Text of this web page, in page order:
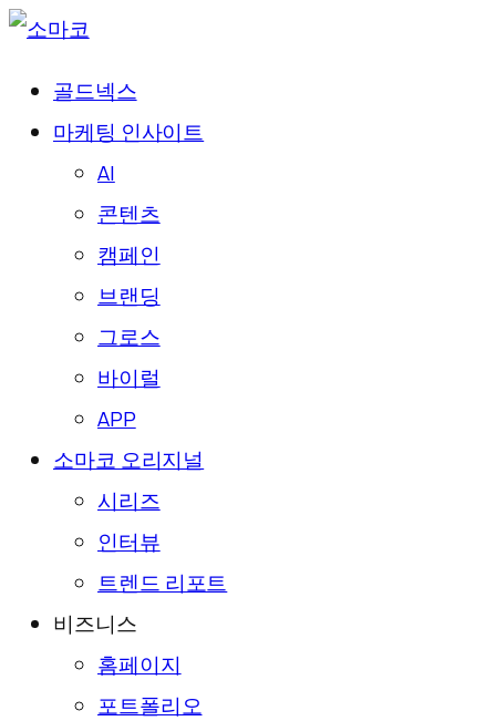
골드넥스
마케팅 인사이트
AI
콘텐츠
캠페인
브랜딩
그로스
바이럴
APP
소마코 오리지널
시리즈
인터뷰
트렌드 리포트
비즈니스
홈페이지
포트폴리오